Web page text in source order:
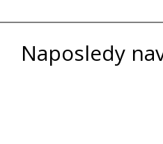
Naposledy